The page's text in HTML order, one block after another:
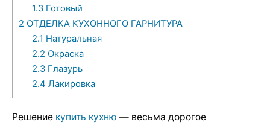
1.3 Готовый
2 ОТДЕЛКА КУХОННОГО ГАРНИТУРА
2.1 Натуральная
2.2 Окраска
2.3 Глазурь
2.4 Лакировка
Решение купить кухню — весьма дорогое